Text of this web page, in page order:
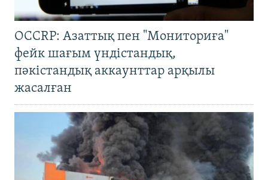
OCCRP: Азаттық пен "Мониториға"
фейк шағым үндістандық,
пәкістандық аккаунттар арқылы
жасалған